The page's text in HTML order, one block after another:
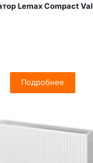
Lemax Compact
Подробнее